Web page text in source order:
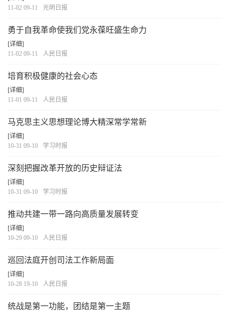
11-02 09-11
光明日报
勇于自我革命使我们党永葆旺盛生命力
[详细]
11-02 09-11
人民日报
培育积极健康的社会心态
[详细]
11-01 09-11
人民日报
马克思主义思想理论博大精深常学常新
[详细]
10-31 09-10
学习时报
深刻把握改革开放的历史辩证法
[详细]
10-31 09-10
学习时报
推动共建一带一路向高质量发展转变
[详细]
10-29 09-10
人民日报
巡回法庭开创司法工作新局面
[详细]
10-28 19-10
人民日报
统战是第一功能，团结是第一主题